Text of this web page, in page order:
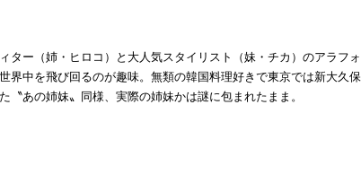
ター（姉・ヒロコ）と大人気スタイリスト（妹・チカ）のアラフォ
界中を飛び回るのが趣味。無類の韓国料理好きで東京では新大久保
〝あの姉妹〟同様、実際の姉妹かは謎に包まれたまま。